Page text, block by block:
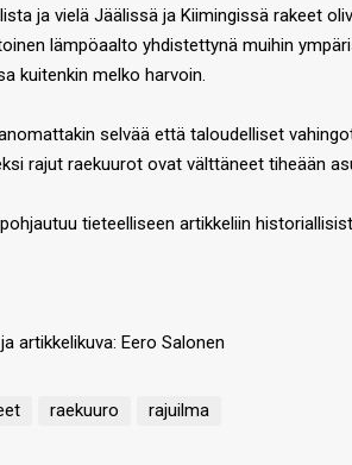
ja vielä Jäälissä ja Kiimingissä rakeet
lämpöaalto yhdistettynä muihin
kuitenkin melko harvoin.
selvää että taloudelliset
rajut raekuurot ovat välttäneet tiheään
tieteelliseen artikkeliin
artikkelikuva: Eero Salonen
raekuuro rajuilma